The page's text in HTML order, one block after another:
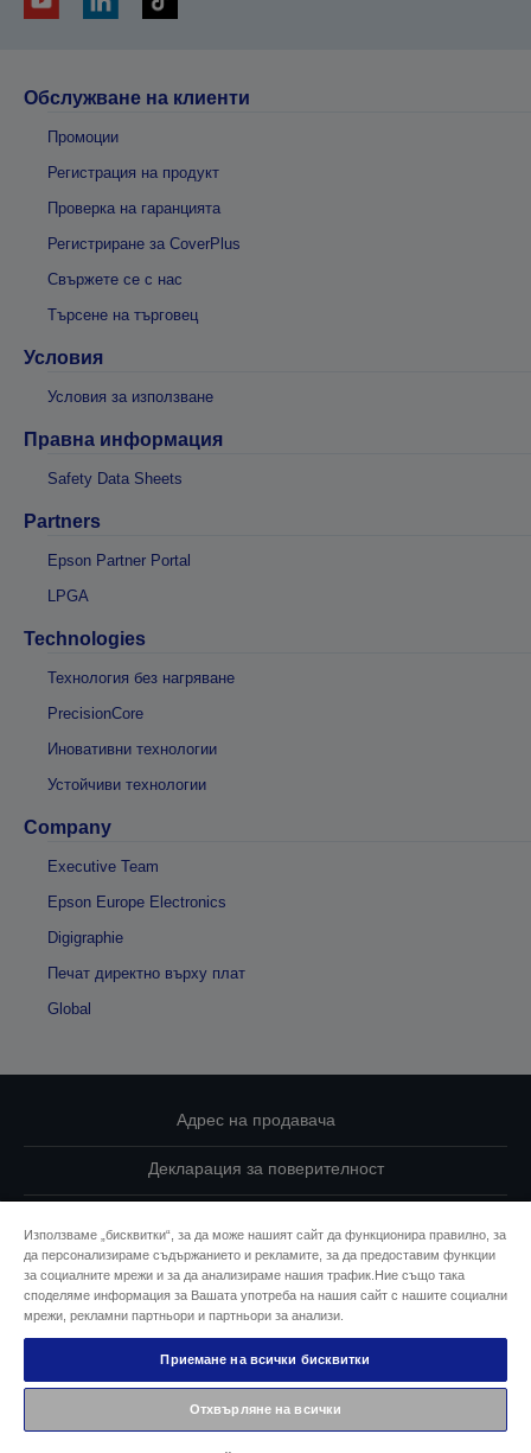
Обслужване на клиенти
Промоции
Регистрация на продукт
Проверка на гаранцията
Регистриране за CoverPlus
Свържете се с нас
Търсене на търговец
Условия
Условия за използване
Правна информация
Safety Data Sheets
Partners
Epson Partner Portal
LPGA
Technologies
Технология без нагряване
PrecisionCore
Иновативни технологии
Устойчиви технологии
Company
Executive Team
Epson Europe Electronics
Digigraphie
Печат директно върху плат
Global
Адрес на продавача
Декларация за поверителност
Свържете се с нас за Вашите данни
Информация за бисквитките
Ангажимент за достъпност на Epson
© 2026 Seiko Epson
Използваме „бисквитки“, за да може нашият сайт да функционира правилно, за
да персонализираме съдържанието и рекламите, за да предоставим функции
за социалните мрежи и за да анализираме нашия трафик.Ние също така
споделяме информация за Вашата употреба на нашия сайт с нашите социални
мрежи, рекламни партньори и партньори за анализи.
Приемане на всички бисквитки
Отхвърляне на всички